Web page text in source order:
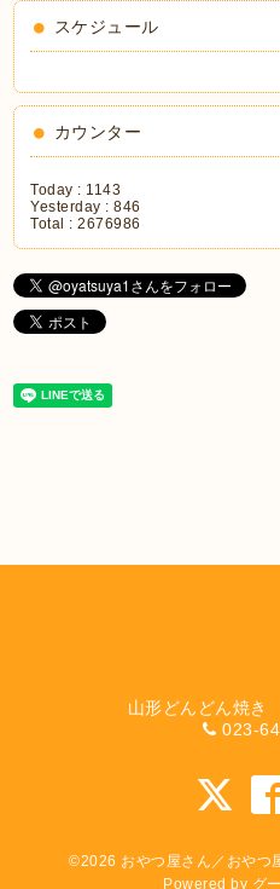
スケジュール
カウンター
Today : 1143
Yesterday :846
Total :2676986
山形どんどん焼き
023-
©2026 おやつ屋さん／おやつ
Powered by グ